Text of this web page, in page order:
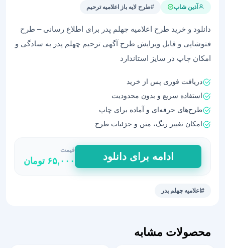
آذین شاپ #طرح لایه باز اعلامیه ترحیم
دانلود و خرید طرح اعلامیه چهلم پدر برای اطلاع رسانی – طرح
فتوشاپی و قابل ویرایش طرح آگهی ترحیم چهلم پدر به سادگی و
امکان چاپ در سایز استاندارد
دریافت فوری پس از خرید
استفاده سریع و بدون محدودیت
طرح‌های حرفه‌ای و آماده برای چاپ
امکان تغییر رنگ، متن و جزئیات طرح
اعلامیه
آماده
چهلم
پدر
ادامه برای دانلود
قیمت
۶۵,۰۰۰ تومان
#اعلامیه چهلم پدر
محصولات مشابه